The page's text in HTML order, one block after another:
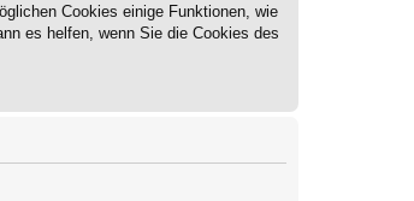
Cookies einige Funktionen, wie
es helfen, wenn Sie die Cookies des